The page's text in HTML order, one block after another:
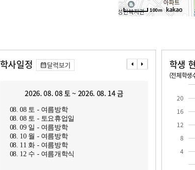
100m
학사일정 달력보기
2026. 08. 08 토 ~ 2026. 08. 14 금
08. 08 토 - 여름방학
08. 08 토 - 토요휴업일
08. 09 일 - 여름방학
08. 10 월 - 여름방학
08. 11 화 - 여름방학
08. 12 수 - 여름개학식
08. 15 토
학생
(전체학생
4
8
12
16
20